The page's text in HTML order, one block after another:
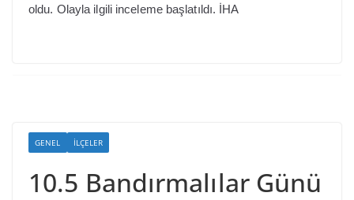
oldu. Olayla ilgili inceleme başlatıldı. İHA
GENEL İLÇELER
10.5 Bandırmalılar Günü